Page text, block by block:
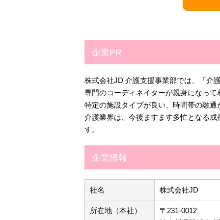
企業PR
株式会社JD 介護支援事業部では、「介
専門のコーディネイターが親身になっ
特定の施設タイプが良い、時間帯の融
介護業界は、今後ますます多忙となる
す。
企業情報
社名 株式会社JD
所在地（本社）
〒231-0012